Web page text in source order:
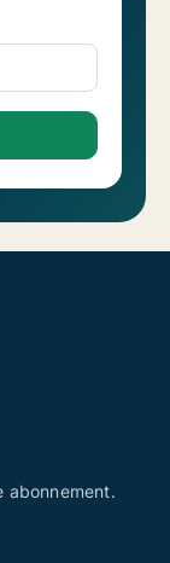
abonnement.